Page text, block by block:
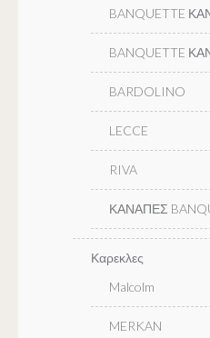
BANQUETTE
BANQUETTE
BARDOLINO
LECCE
RIVA
ΚΑΝΑΠΕΣ
Καρεκλες
Malcolm
MERKAN